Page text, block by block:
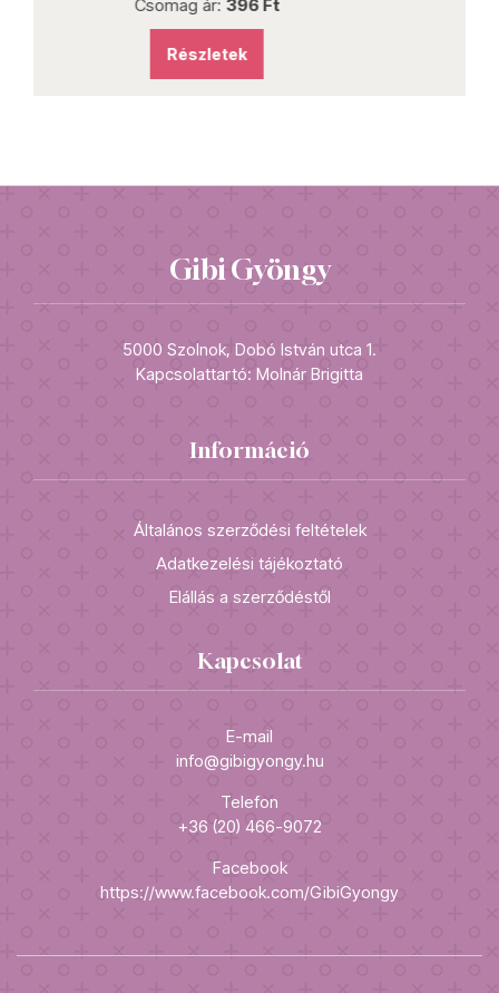
Csomag ár:
Részletek
Gibi Gyöngy
5000 Szolnok, Dobó István utca 1.
Kapcsolattartó: Molnár Brigitta
Információ
Általános szerződési feltételek
Adatkezelési tájékoztató
Elállás a szerződéstől
Kapcsolat
E-mail
info@gibigyongy.hu
Telefon
+36 (20) 466-9072
Facebook
https://www.facebook.com/GibiGyongy